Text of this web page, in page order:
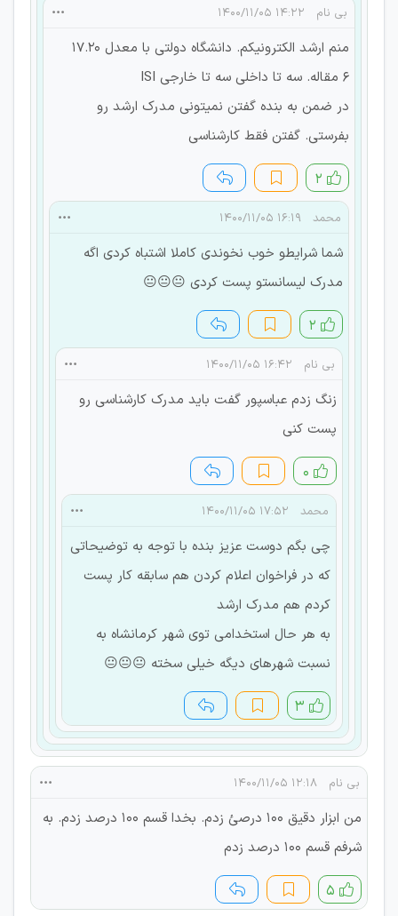
بی نام ۱۴:۲۲ ۱۴۰۰/۱۱/۰۵
منم ارشد الکترونیکم. دانشگاه دولتی با معدل 17.20
6 مقاله. سه تا داخلی سه تا خارجی ISI
در ضمن به بنده گفتن نمیتونی مدرک ارشد رو
بفرستی. گفتن فقط کارشناسی
۲
محمد ۱۶:۱۹ ۱۴۰۰/۱۱/۰۵
شما شرایطو خوب نخوندی کاملا اشتباه کردی اگه
مدرک لیسانستو پست کردی 😐😐😐
۲
بی نام ۱۶:۴۲ ۱۴۰۰/۱۱/۰۵
زنگ زدم عباسپور گفت باید مدرک کارشناسی رو
پست کنی
۰
محمد ۱۷:۵۲ ۱۴۰۰/۱۱/۰۵
چی بگم دوست عزیز بنده با توجه به توضیحاتی
که در فراخوان اعلام کردن هم سابقه کار پست
کردم هم مدرک ارشد
به هر حال استخدامی توی شهر کرمانشاه به
نسبت شهرهای دیگه خیلی سخته 😐😐😐
۳
بی نام ۱۲:۱۸ ۱۴۰۰/۱۱/۰۵
من ابزار دقیق 100 درصئ زدم. بخدا قسم 100 درصد زدم. به
شرفم قسم 100 درصد زدم
۵